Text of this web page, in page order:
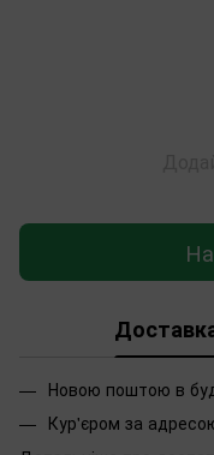
Новою поштою в
Кур'єром за